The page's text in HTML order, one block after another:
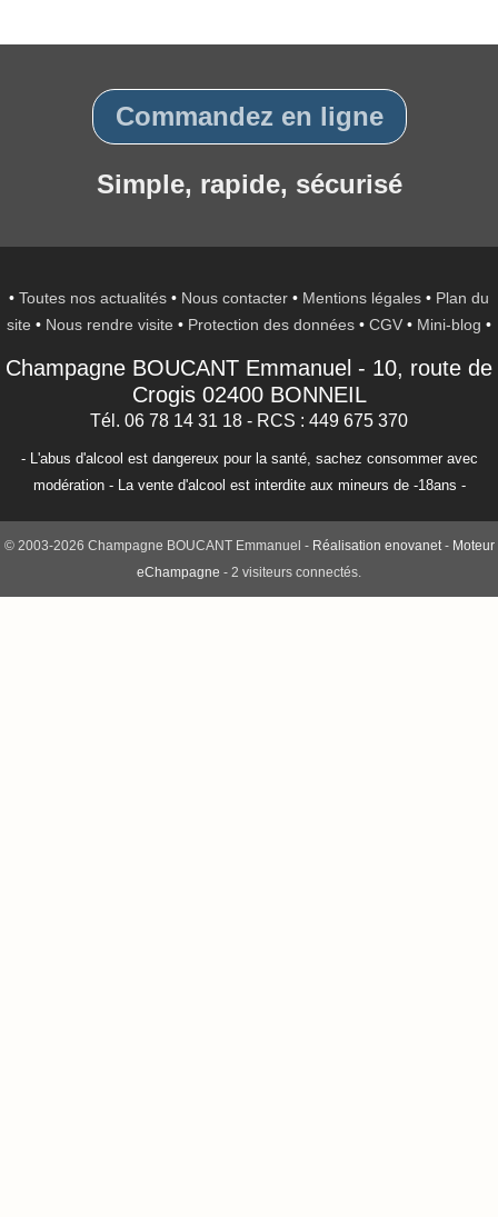
Commandez en ligne
Simple, rapide, sécurisé
• Toutes nos actualités • Nous contacter • Mentions légales • Plan du
site • Nous rendre visite • Protection des données • CGV • Mini-blog •
Champagne BOUCANT Emmanuel - 10, route de
Crogis 02400 BONNEIL
Tél. 06 78 14 31 18 - RCS : 449 675 370
- L'abus d'alcool est dangereux pour la santé, sachez consommer avec
modération - La vente d'alcool est interdite aux mineurs de -18ans -
© 2003-2026 Champagne BOUCANT Emmanuel - Réalisation enovanet- Moteur
eChampagne - 2 visiteurs connectés.